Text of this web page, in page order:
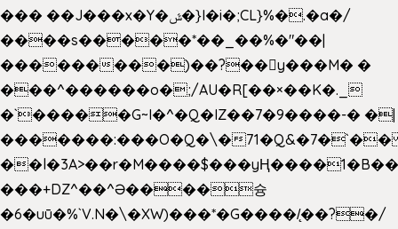
��� ��J���x�Y�ݜ�}I�i�;CL}%�.�a�/
����s�����*��_��%�"��|
���������)��?��򥞾y���M� �
���^������o�;/AU�R[��×��K�._
�`�����G~I�^�Q�IZ��7�9����-� �|
�������:���O�Q�\�
���+DZ^��^Ə����슝
�6�uū�%`V.N�\�XW)���*�G����/̨��?�/